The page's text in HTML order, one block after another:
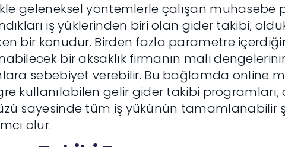
geleneksel yöntemlerle çalışan muhasebe
iş yüklerinden biri olan gider takibi;
bir konudur. Birden fazla parametre
bir aksaklık firmanın mali
sebebiyet verebilir. Bu bağlamda online
kullanılabilen gelir gider takibi
sayesinde tüm iş yükünün tamamlanabilir
olur.